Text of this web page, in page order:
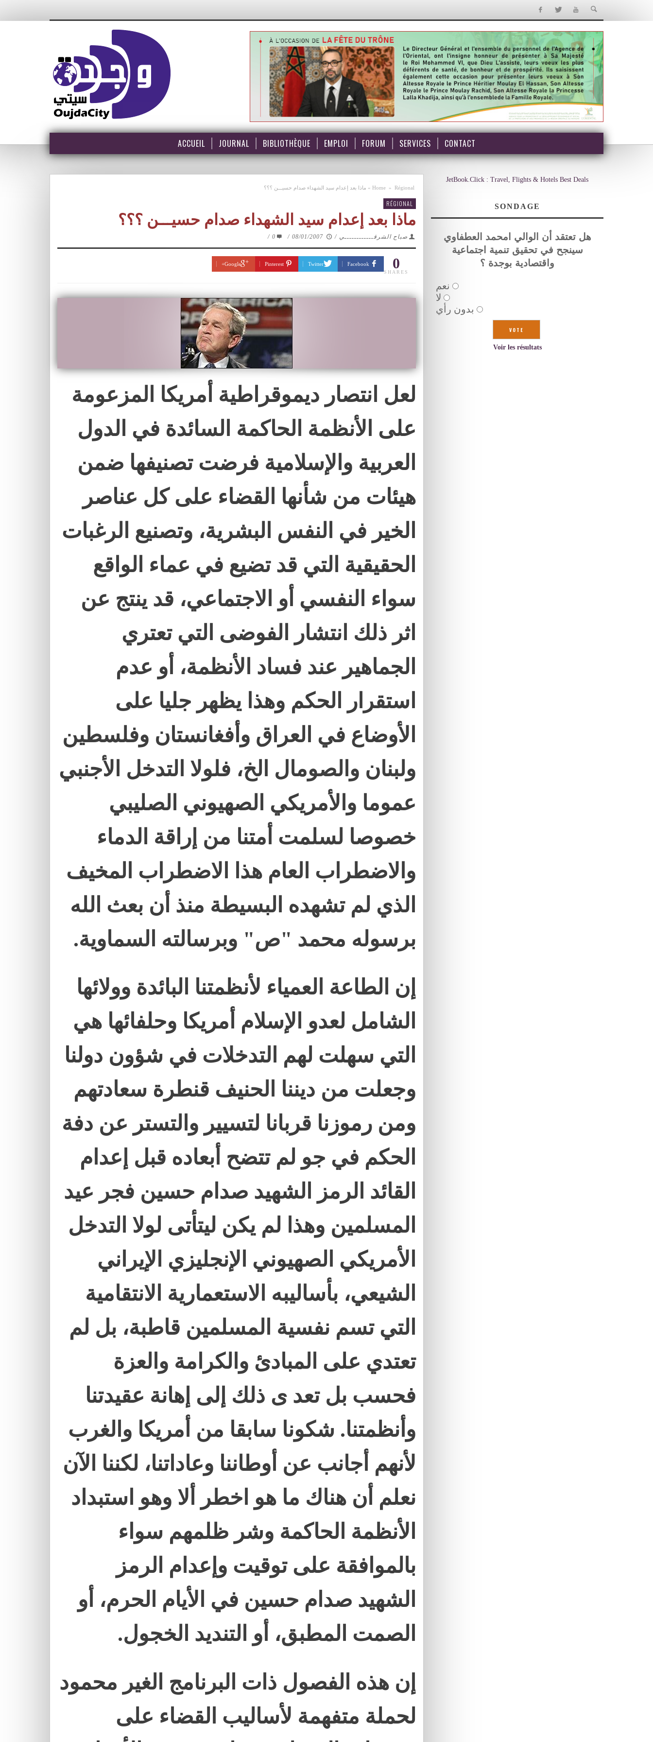
ACCUEIL JOURNAL BIBLIOTHÈQUE EMPLOI FORUM SERVICES CONTACT
Home » Régional
» ماذا بعد إعدام سيد الشهداء صدام حسيـــن ؟؟؟
RÉGIONAL
ماذا بعد إعدام سيد الشهداء صدام حسيـــن ؟؟؟
صباح الشرقــــــــــــي /
08/01/2007
/
0
/
0
SHARES
Facebook
Twitter
Pinterest
Google+
لعل انتصار ديموقراطية أمريكا المزعومة
على الأنظمة الحاكمة السائدة في الدول
العربية والإسلامية فرضت تصنيفها ضمن
هيئات من شأنها القضاء على كل عناصر
الخير في النفس البشرية، وتصنيع الرغبات
الحقيقية التي قد تضيع في عماء الواقع
سواء النفسي أو الاجتماعي، قد ينتج عن
اثر ذلك انتشار الفوضى التي تعتري
الجماهير عند فساد الأنظمة، أو عدم
استقرار الحكم وهذا يظهر جليا على
الأوضاع في العراق وأفغانستان وفلسطين
ولبنان والصومال الخ، فلولا التدخل الأجنبي
عموما والأمريكي الصهيوني الصليبي
خصوصا لسلمت أمتنا من إراقة الدماء
والاضطراب العام هذا الاضطراب المخيف
الذي لم تشهده البسيطة منذ أن بعث الله
برسوله محمد "ص" وبرسالته السماوية.
إن الطاعة العمياء لأنظمتنا البائدة وولائها
الشامل لعدو الإسلام أمريكا وحلفائها هي
التي سهلت لهم التدخلات في شؤون دولنا
وجعلت من ديننا الحنيف قنطرة سعادتهم
ومن رموزنا قربانا لتسيير والتستر عن دفة
الحكم في جو لم تتضح أبعاده قبل إعدام
القائد الرمز الشهيد صدام حسين فجر عيد
المسلمين وهذا لم يكن ليتأتى لولا التدخل
الأمريكي الصهيوني الإنجليزي الإيراني
الشيعي، بأساليبه الاستعمارية الانتقامية
التي تسم نفسية المسلمين قاطبة، بل لم
تعتدي على المبادئ والكرامة والعزة
فحسب بل تعد ى ذلك إلى إهانة عقيدتنا
وأنظمتنا. شكونا سابقا من أمريكا والغرب
لأنهم أجانب عن أوطاننا وعاداتنا، لكننا الآن
نعلم أن هناك ما هو اخطر ألا وهو استبداد
الأنظمة الحاكمة وشر ظلمهم سواء
بالموافقة على توقيت وإعدام الرمز
الشهيد صدام حسين في الأيام الحرم، أو
الصمت المطبق، أو التنديد الخجول.
إن هذه الفصول ذات البرنامج الغير محمود
لحملة متفهمة لأساليب القضاء على
JetBook.Click : Travel, Flights & Hotels Best Deals
SONDAGE
هل تعتقد أن الوالي امحمد العطفاوي
سينجح في تحقيق تنمية اجتماعية
واقتصادية بوجدة ؟
نعم
لا
بدون رأي
Voir les résultats